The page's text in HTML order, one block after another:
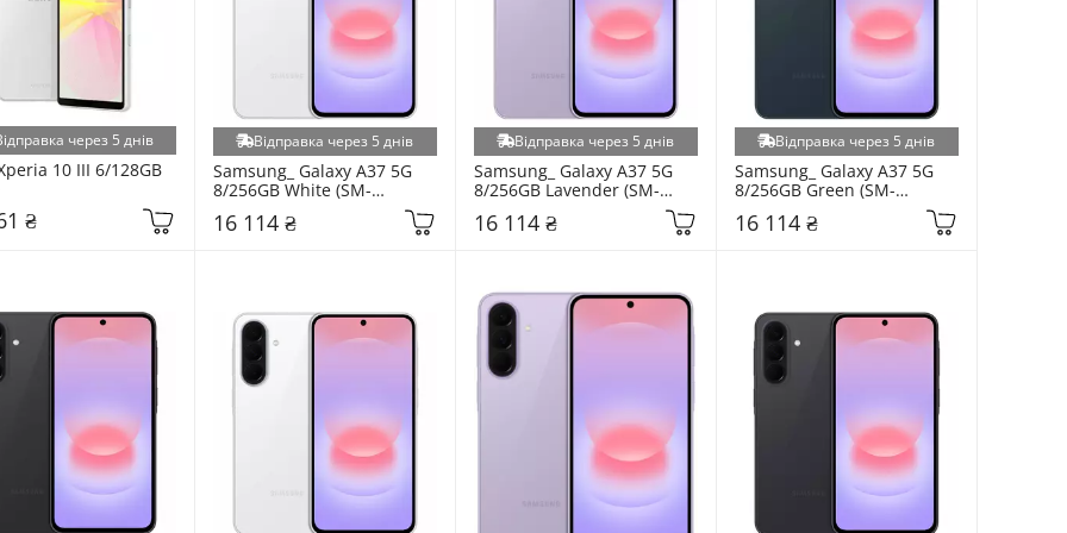
через 5 днів
10 III 6/128GB
₴
Відправка через 5 днів
Samsung_ Galaxy A37 5G
8/256GB White (SM-
16 114 ₴
Відправка через 5 днів
Samsung_ Galaxy A37 5G
8/256GB Lavender (SM-
16 114 ₴
Відправка через 5 днів
Samsung_ Galaxy A37 5G
8/256GB Green (SM-
16 114 ₴